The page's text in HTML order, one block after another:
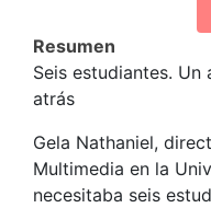
Resumen
Seis estudiantes. Un
atrás
Gela Nathaniel,
Multimedia en la
necesitaba seis